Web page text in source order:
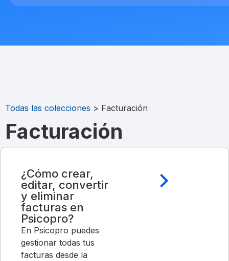
Todas las colecciones > Facturación
Facturación
¿Cómo crear,
editar, convertir
y eliminar
facturas en
Psicopro?
En Psicopro puedes
gestionar todas tus
facturas desde la